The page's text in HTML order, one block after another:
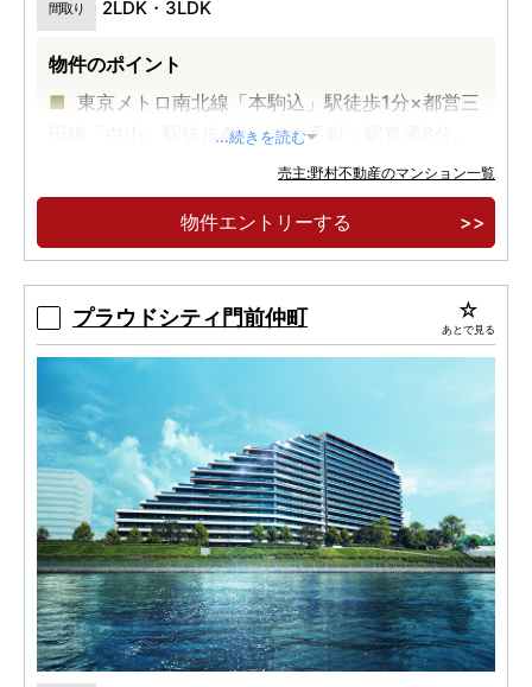
間取り 2LDK・3LDK
物件のポイント
東京メトロ南北線「本駒込」駅徒歩1分×都営三
田線「白山」駅徒歩4分。「大手町」駅直通8分。
プライバシーを重視した1フロア最大5邸・角住
戸率80％以上。
...続きを読む
売主:野村不動産のマンション一覧
物件エントリーする
プラウドシティ門前仲町 あとで見る